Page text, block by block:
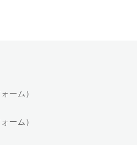
ーム）
ーム）